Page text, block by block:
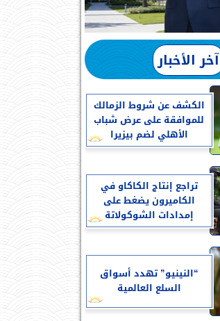
آخر الأخبار
الكشف عن شروط الزمالك
للموافقة على عرض شباب
الأهلي لضم بيزيرا
تراجع إنتاج الكاكاو في
الكاميرون يضغط على
إمدادات الشوكولاتة
“النينيو” تهدد أسواق
السلع العالمية